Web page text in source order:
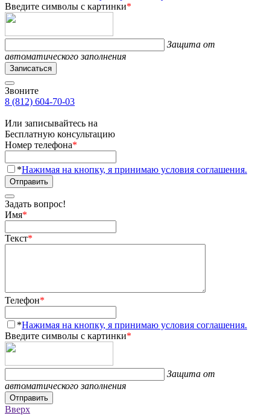
Введите символы с картинки*
Защита от
автоматического заполнения
Записаться
Звоните
8 (812) 604-70-03
Или записывайтесь на
Бесплатную консультацию
Номер телефона*
*Нажимая на кнопку, я принимаю условия соглашения.
Отправить
Задать вопрос!
Имя*
Текст*
Телефон*
*Нажимая на кнопку, я принимаю условия соглашения.
Введите символы с картинки*
Защита от
автоматического заполнения
Отправить
Вверх